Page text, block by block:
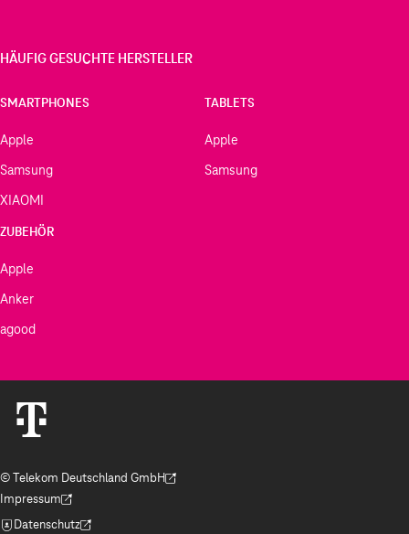
HÄUFIG GESUCHTE HERSTELLER
SMARTPHONES
Apple
Samsung
XIAOMI
TABLETS
Apple
Samsung
ZUBEHÖR
Apple
Anker
agood
© Telekom Deutschland GmbH
(Der Link wird in einem neuen Tab geöffnet)
Impressum
(Der Link wird in einem neuen Tab geöffnet)
Datenschutz